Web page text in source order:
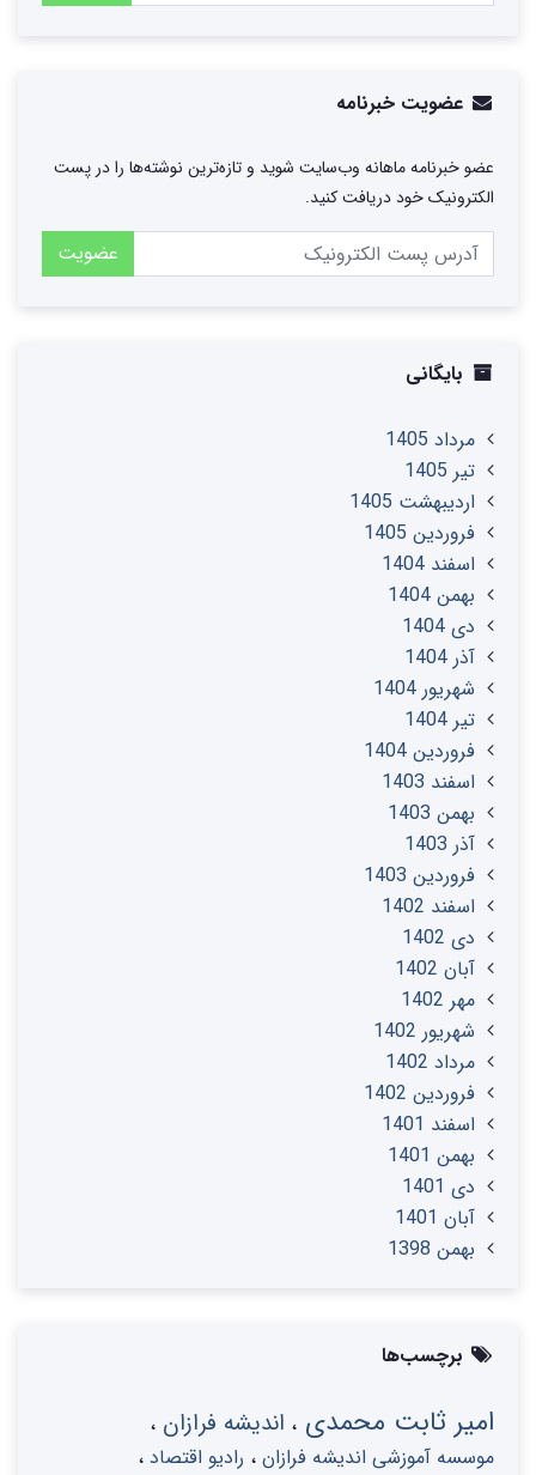
عضویت خبرنامه
عضو خبرنامه ماهانه وب‌سایت شوید و تازه‌ترین نوشته‌ها را در پست
الکترونیک خود دریافت کنید.
عضویت
بایگانی
مرداد 1405
تير 1405
ارديبهشت 1405
فروردین 1405
اسفند 1404
بهمن 1404
دی 1404
آذر 1404
شهریور 1404
تير 1404
فروردین 1404
اسفند 1403
بهمن 1403
آذر 1403
فروردین 1403
اسفند 1402
دی 1402
آبان 1402
مهر 1402
شهریور 1402
مرداد 1402
فروردین 1402
اسفند 1401
بهمن 1401
دی 1401
آبان 1401
بهمن 1398
برچسب‌ها
امیر ثابت محمدی اندیشه فرازان
موسسه آموزشی اندیشه فرازان
رادیو اقتصاد